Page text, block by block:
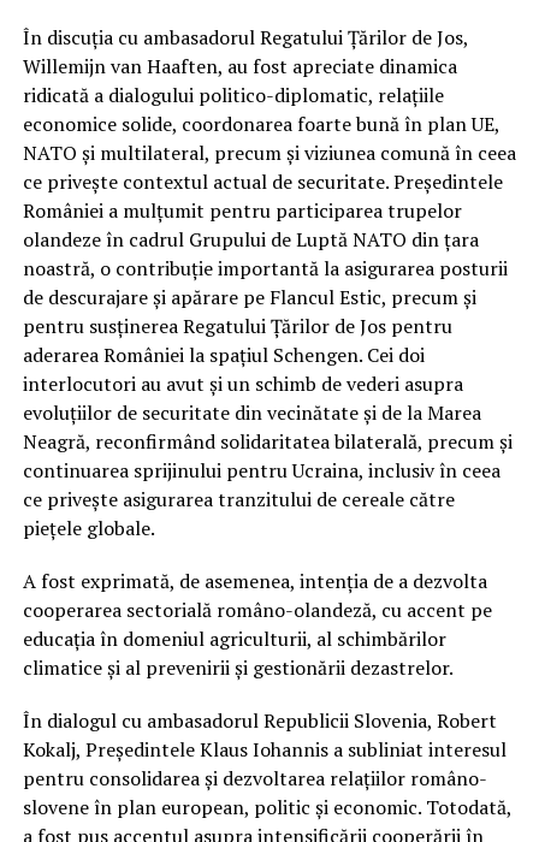
În discuția cu ambasadorul Regatului Țărilor de Jos,
Willemijn van Haaften, au fost apreciate dinamica
ridicată a dialogului politico-diplomatic, relațiile
economice solide, coordonarea foarte bună în plan UE,
NATO și multilateral, precum și viziunea comună în ceea
ce privește contextul actual de securitate. Președintele
României a mulțumit pentru participarea trupelor
olandeze în cadrul Grupului de Luptă NATO din țara
noastră, o contribuție importantă la asigurarea posturii
de descurajare și apărare pe Flancul Estic, precum și
pentru susținerea Regatului Țărilor de Jos pentru
aderarea României la spațiul Schengen. Cei doi
interlocutori au avut și un schimb de vederi asupra
evoluțiilor de securitate din vecinătate și de la Marea
Neagră, reconfirmând solidaritatea bilaterală, precum și
continuarea sprijinului pentru Ucraina, inclusiv în ceea
ce privește asigurarea tranzitului de cereale către
piețele globale.
A fost exprimată, de asemenea, intenția de a dezvolta
cooperarea sectorială româno-olandeză, cu accent pe
educația în domeniul agriculturii, al schimbărilor
climatice și al prevenirii și gestionării dezastrelor.
În dialogul cu ambasadorul Republicii Slovenia, Robert
Kokalj, Președintele Klaus Iohannis a subliniat interesul
pentru consolidarea și dezvoltarea relațiilor româno-
slovene în plan european, politic și economic. Totodată,
a fost pus accentul asupra intensificării cooperării în